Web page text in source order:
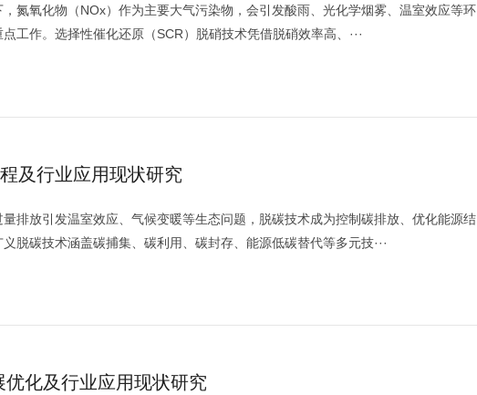
氮氧化物（NOx）作为主要大气污染物，会引发酸雨、光化学烟雾、温室效应等环
工作。选择性催化还原（SCR）脱硝技术凭借脱硝效率高、···
及行业应用现状研究
排放引发温室效应、气候变暖等生态问题，脱碳技术成为控制碳排放、优化能源结
脱碳技术涵盖碳捕集、碳利用、碳封存、能源低碳替代等多元技···
化及行业应用现状研究